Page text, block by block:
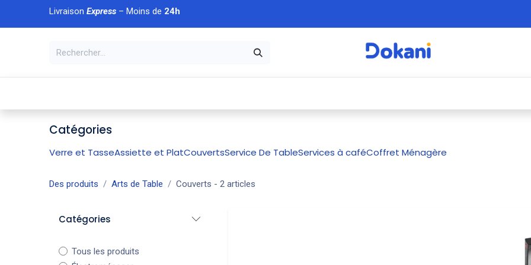
Se rendre au contenu
Livraison Express– Moins de 24h
À DÉCOUVRIR
Catégories
Verre et TasseAssiette et PlatCouvertsService De TableServices à caféCoffret Ménagère
Des produits Arts de Table Couverts - 2 articles
Catégories
Tous les produits